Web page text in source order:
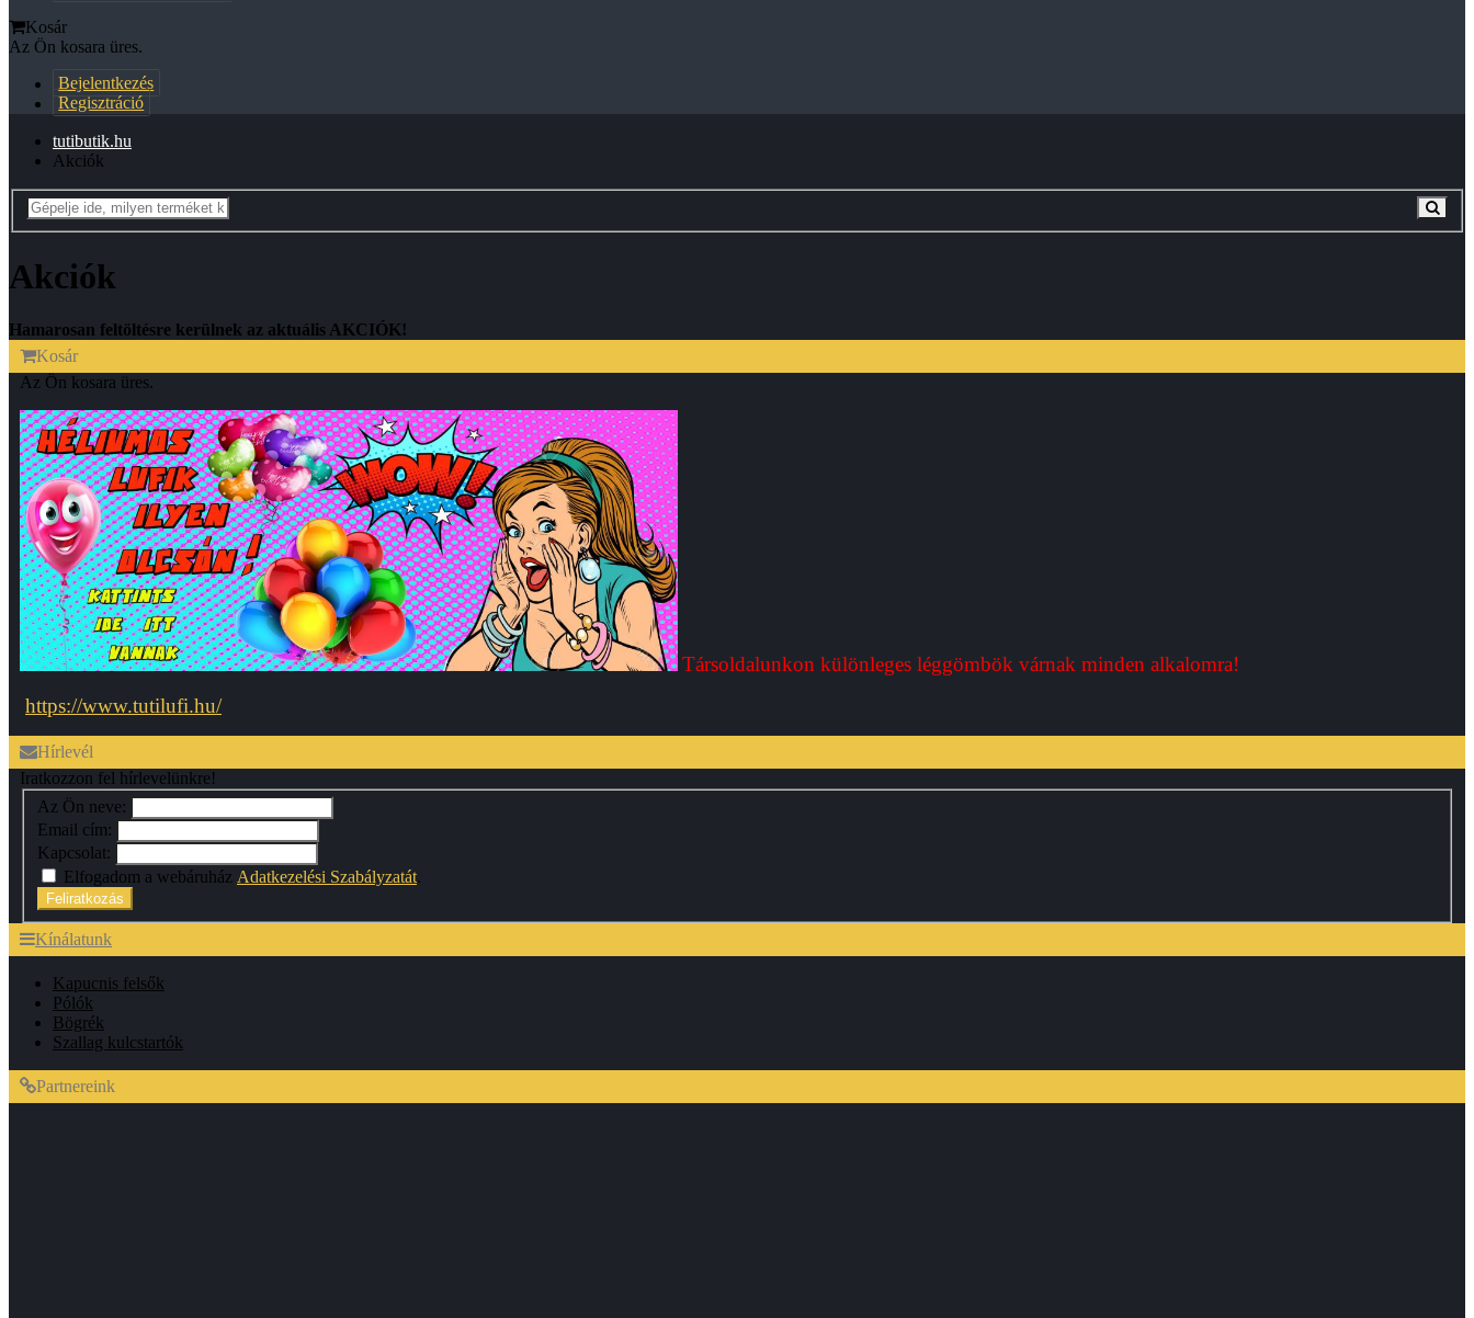
Kosár
Az Ön kosara üres.
Bejelentkezés
Regisztráció
tutibutik.hu
Akciók
Akciók
Hamarosan feltöltésre kerülnek az aktuális AKCIÓK!
Kosár
Az Ön kosara üres.
Társoldalunkon különleges léggömbök várnak minden alkalomra!
https://www.tutilufi.hu/
Hírlevél
Iratkozzon fel hírlevelünkre!
Az Ön neve:
Email cím:
Kapcsolat:
Elfogadom a webáruház Adatkezelési Szabályzatát.
Feliratkozás
Kínálatunk
Kapucnis felsők
Pólók
Bögrék
Szallag kulcstartók
Partnereink